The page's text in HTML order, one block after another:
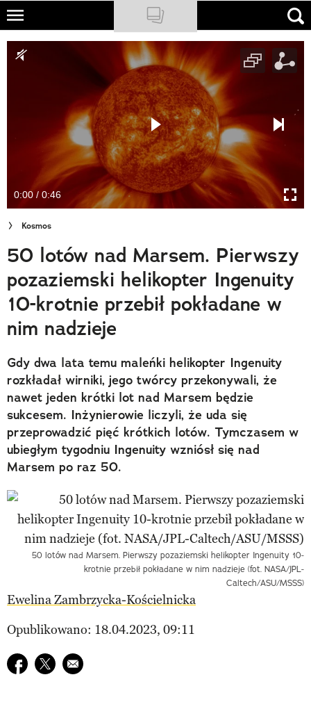
Skip
main
NATIONAL GEOGRAPHIC
Newsletter
Cuda Polski
Wielki Konkurs Fotograficzny
Trendbook Podróżniczy
Polecane
0:00 / 0:46
Kosmos
50 lotów nad Marsem. Pierwszy
pozaziemski helikopter Ingenuity
10-krotnie przebił pokładane w
nim nadzieje
Gdy dwa lata temu maleńki helikopter Ingenuity
rozkładał wirniki, jego twórcy przekonywali, że
nawet jeden krótki lot nad Marsem będzie
sukcesem. Inżynierowie liczyli, że uda się
przeprowadzić pięć krótkich lotów. Tymczasem w
ubiegłym tygodniu Ingenuity wzniósł się nad
Marsem po raz 50.
50 lotów nad Marsem. Pierwszy pozaziemski helikopter Ingenuity 10-
krotnie przebił pokładane w nim nadzieje (fot. NASA/JPL-
Caltech/ASU/MSSS)
Ewelina Zambrzycka-Kościelnicka
Opublikowano: 18.04.2023, 09:11
Udostępnij na facebook
Udostępnij na twitter
E-mail do przyjaciela